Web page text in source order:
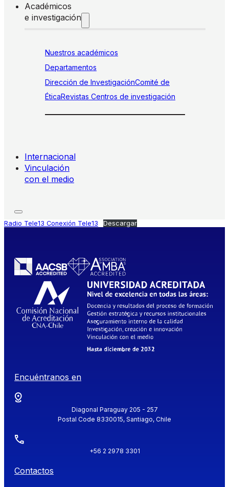
Académicos
e investigación
Nuestros académicos
Departamentos
Dirección de InvestigaciónComité de
ÉticaRevistas Centros de investigación
Internacional
Vinculación
con el medio
Radio Tele13 Conexión Tele13 Descargar
Encuéntranos en
Diagonal Paraguay 205 - 257
Postal Code 8330015, Santiago, Chile
+56 2 2978 3301
Contactos